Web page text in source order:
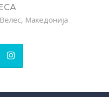
Македонија